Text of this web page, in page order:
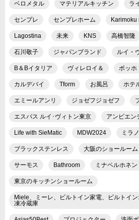
ベロメタル マテリアルキッチン ラ
センプレ センプレホーム Karimoku
Lagostina 未来 KNS 高橋智隆
石川敬子 ジャパンブランド ルイ・
B＆Bイタリア ヴィレロイ＆ ボッホ
カルデバイ Tform お風呂 ホテ
エミールアンリ ジョゼフジョゼフ
エスパス ルイ･ヴィトン東京 アンビエン
Life with SieMatic MDW2024 ミラ
ブラックステンレス 大阪のショールーム
サーモス Bathroom ミナペルホネン
東京のキッチンショールーム
Miele、ミーレ、ビルトイン家電、ビルトイ
凍冷蔵庫